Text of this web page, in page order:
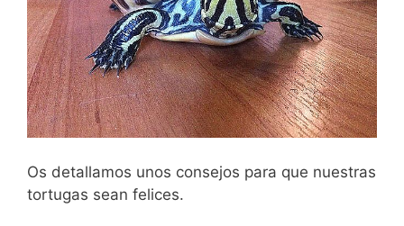
Os detallamos unos consejos para que nuestras
tortugas sean felices.